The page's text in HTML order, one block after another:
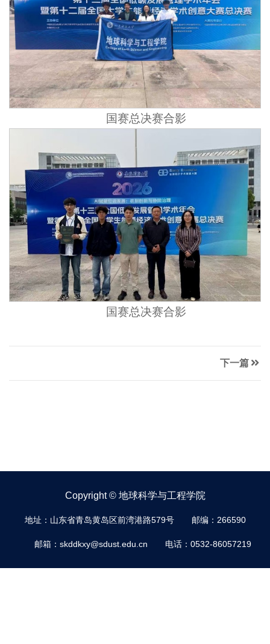
国赛总决赛合影
国赛总决赛合影
下一篇
Copyright © 地球科学与工程学院
地址：山东省青岛黄岛区前湾港路579号 邮编：266590
邮箱：skddkxy@sdust.edu.cn 电话：0532-86057219